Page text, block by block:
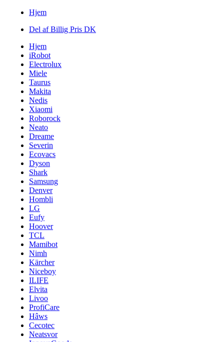
Hjem
Del af Billig Pris DK
Hjem
iRobot
Electrolux
Miele
Taurus
Makita
Nedis
Xiaomi
Roborock
Neato
Dreame
Severin
Ecovacs
Dyson
Shark
Samsung
Denver
Hombli
LG
Eufy
Hoover
TCL
Mamibot
Nimh
Kärcher
Niceboy
ILIFE
Elvita
Livoo
ProfiCare
Hâws
Cecotec
Neatsvor